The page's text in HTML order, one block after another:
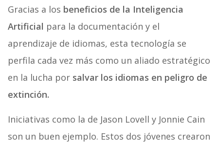
Gracias a los beneficios de la Inteligencia
Artificial para la documentación y el
aprendizaje de idiomas, esta tecnología se
perfila cada vez más como un aliado estratégico
en la lucha por salvar los idiomas en peligro de
extinción.
Iniciativas como la de Jason Lovell y Jonnie Cain
son un buen ejemplo. Estos dos jóvenes crearon